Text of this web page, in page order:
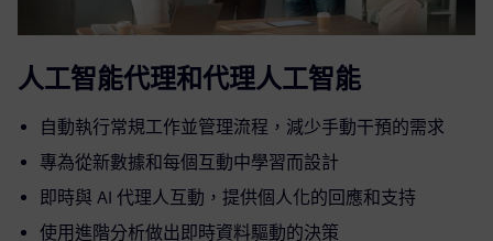
人工智能代理和代理人工智能
自動執行常規工作並管理流程，減少手動干預的需求
專為從新數據和每個互動中學習而設計
即時與 AI 代理人互動，提供個人化的回應和支持
使用進階分析做出即時資料驅動的決策